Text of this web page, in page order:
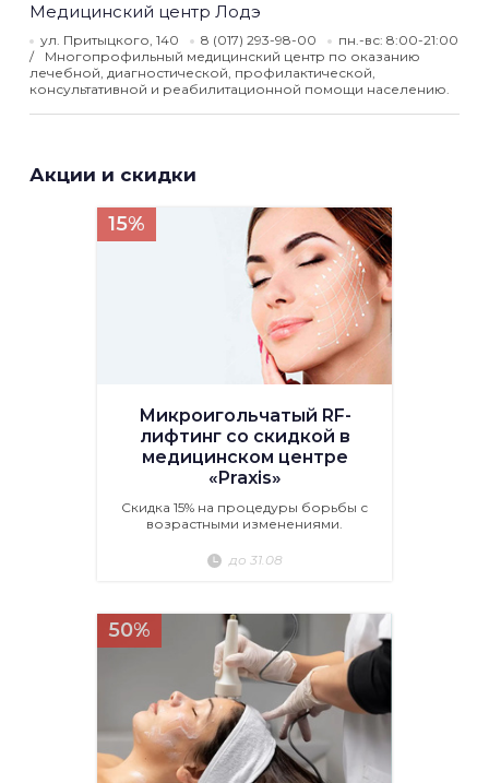
Медицинский центр Лодэ
ул. Притыцкого, 140 8 (017) 293-98-00
пн.-вс: 8:00-21:00
Многопрофильный медицинский центр по оказанию
лечебной, диагностической, профилактической,
консультативной и реабилитационной помощи населению.
Акции и скидки
15%
Микроигольчатый RF-
лифтинг со скидкой в
медицинском центре
«Praxis»
Скидка 15% на процедуры борьбы с
возрастными изменениями.
до 31.08
50%